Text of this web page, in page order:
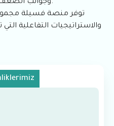
وجوانب الضعف لديه لتحسينها بشكل مستمر.
توفر منصة فسيلة
والاستراتيجيات التفاعلية